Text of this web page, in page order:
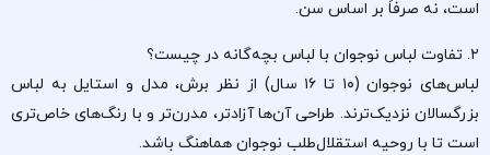
است، نه صرفاً بر اساس سن.
۲. تفاوت لباس نوجوان با لباس بچه‌گانه در چیست؟
لباس‌های نوجوان (۱۰ تا ۱۶ سال) از نظر برش، مدل و استایل به لباس
بزرگسالان نزدیک‌ترند. طراحی آن‌ها آزادتر، مدرن‌تر و با رنگ‌های خاص‌تری
است تا با روحیه استقلال‌طلب نوجوان هماهنگ باشد.